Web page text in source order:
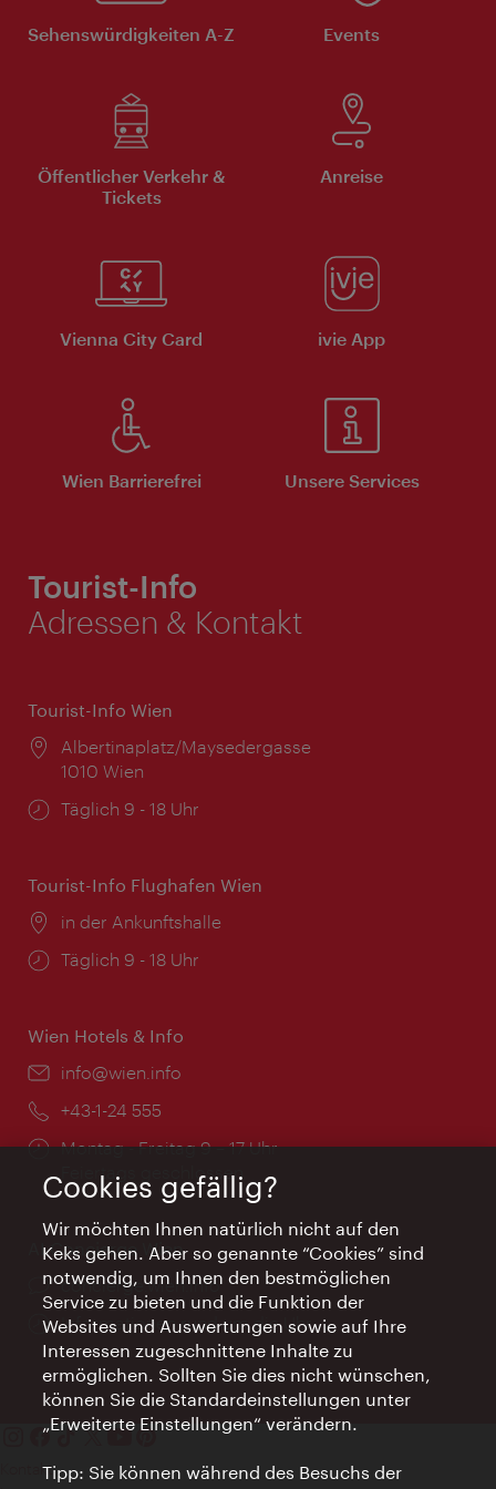
Sehenswürdigkeiten A-Z Events
Öffentlicher Verkehr &
Tickets
Anreise
Vienna City Card ivie App
Wien Barrierefrei Unsere Services
Tourist-Info
Adressen & Kontakt
Tourist-Info Wien
Ort:
Albertinaplatz/Maysedergasse
1010 Wien
Öffnungszeiten:
Täglich 9 - 18 Uhr
Tourist-Info Flughafen Wien
Ort:
in der Ankunftshalle
Öffnungszeiten:
Täglich 9 - 18 Uhr
Wien Hotels & Info
Email:
info@wien.info
Telefon:
+43-1-24 555
Öffnungszeiten:
Montag - Freitag 9 – 17 Uhr
Feiertags geschlossen
AI Concierge Wien
Ort:
concierge.wien.info
Öffnungszeiten:
Informationen rund um die Uhr
Kontakt
Cookies gefällig?
Wir möchten Ihnen natürlich nicht auf den
Keks gehen. Aber so genannte “Cookies” sind
notwendig, um Ihnen den bestmöglichen
Service zu bieten und die Funktion der
Websites und Auswertungen sowie auf Ihre
Interessen zugeschnittene Inhalte zu
ermöglichen. Sollten Sie dies nicht wünschen,
können Sie die Standardeinstellungen unter
„Erweiterte Einstellungen“ verändern.
Tipp: Sie können während des Besuchs der